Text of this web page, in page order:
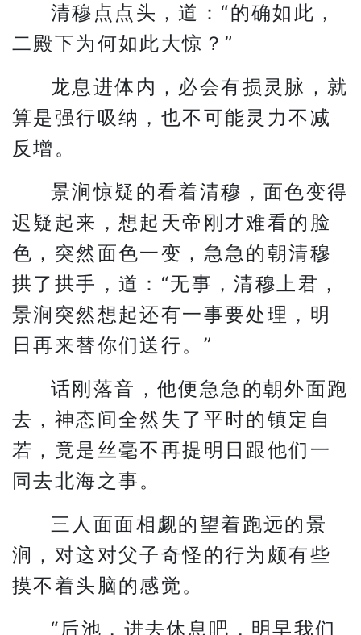
清穆点点头，道：“的确如此，
二殿下为何如此大惊？”
龙息进体内，必会有损灵脉，就
算是强行吸纳，也不可能灵力不减
反增。
景涧惊疑的看着清穆，面色变得
迟疑起来，想起天帝刚才难看的脸
色，突然面色一变，急急的朝清穆
拱了拱手，道：“无事，清穆上君，
景涧突然想起还有一事要处理，明
日再来替你们送行。”
话刚落音，他便急急的朝外面跑
去，神态间全然失了平时的镇定自
若，竟是丝毫不再提明日跟他们一
同去北海之事。
三人面面相觑的望着跑远的景
涧，对这对父子奇怪的行为颇有些
摸不着头脑的感觉。
“后池，进去休息吧，明早我们